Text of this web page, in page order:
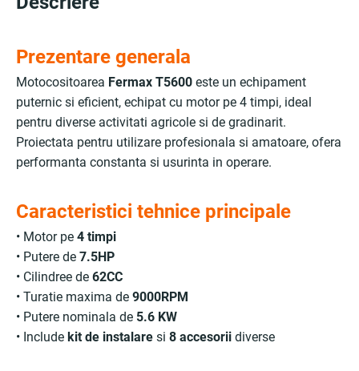
Prezentare generala
Motocositoarea Fermax T5600 este un echipament
puternic si eficient, echipat cu motor pe 4 timpi, ideal
pentru diverse activitati agricole si de gradinarit.
Proiectata pentru utilizare profesionala si amatoare, ofera
performanta constanta si usurinta in operare.
Caracteristici tehnice principale
• Motor pe 4 timpi
• Putere de 7.5HP
• Cilindree de 62CC
• Turatie maxima de 9000RPM
• Putere nominala de 5.6 KW
• Include kit de instalare si 8 accesorii diverse